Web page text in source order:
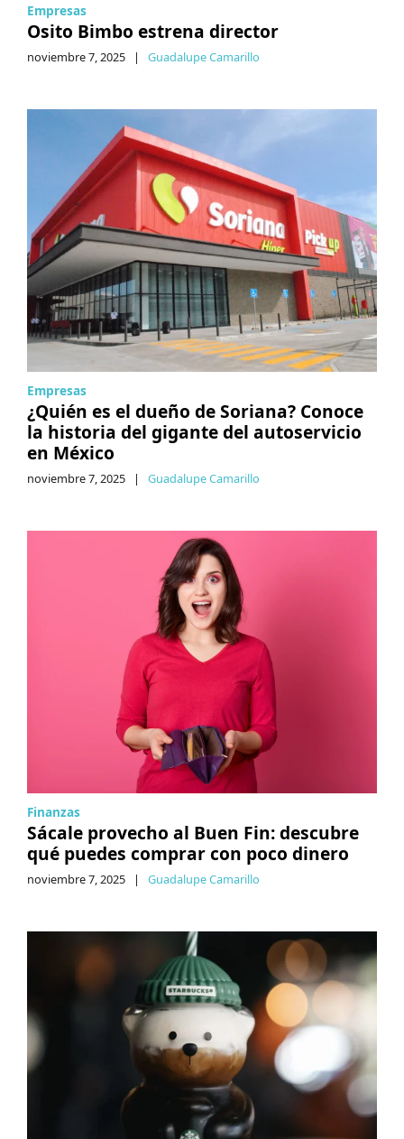
Empresas
Osito Bimbo estrena director
noviembre 7, 2025 | Guadalupe Camarillo
Empresas
¿Quién es el dueño de Soriana? Conoce
la historia del gigante del autoservicio
en México
noviembre 7, 2025 | Guadalupe Camarillo
Finanzas
Sácale provecho al Buen Fin: descubre
qué puedes comprar con poco dinero
noviembre 7, 2025 | Guadalupe Camarillo